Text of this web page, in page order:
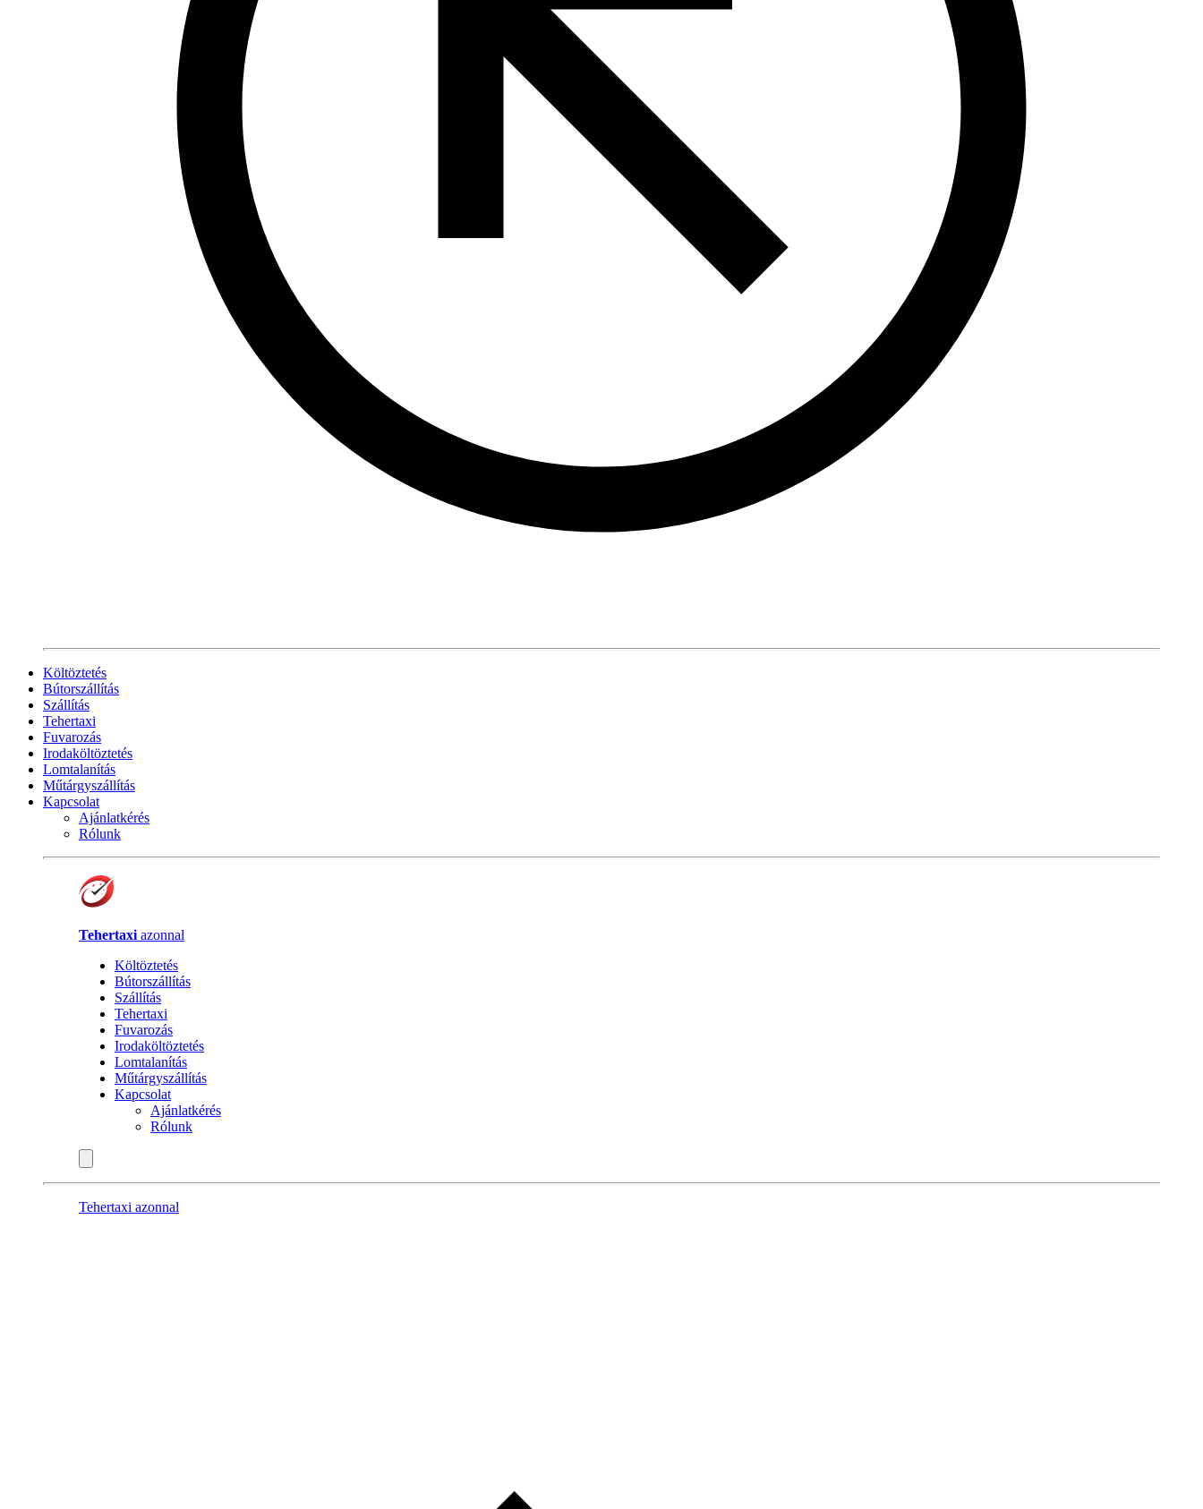
Költöztetés
Bútorszállítás
Szállítás
Tehertaxi
Fuvarozás
Irodaköltöztetés
Lomtalanítás
Műtárgyszállítás
Kapcsolat
Ajánlatkérés
Rólunk
Tehertaxi azonnal
Költöztetés
Bútorszállítás
Szállítás
Tehertaxi
Fuvarozás
Irodaköltöztetés
Lomtalanítás
Műtárgyszállítás
Kapcsolat
Ajánlatkérés
Rólunk
Tehertaxi azonnal